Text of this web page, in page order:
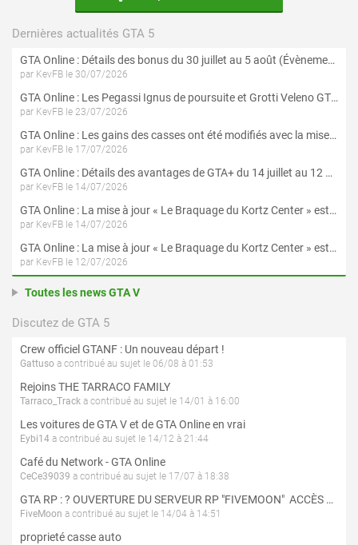
Dernières actualités GTA 5
GTA Online : Détails des bonus du 30 juillet au 5 août (Évènement « Braquages d'été »)
par KevFB le 30/07/2026
GTA Online : Les Pegassi Ignus de poursuite et Grotti Veleno GT sont maintenant disponibles
par KevFB le 23/07/2026
GTA Online : Les gains des casses ont été modifiés avec la mise à jour « Le Braquage du Kortz Center »
par KevFB le 17/07/2026
GTA Online : Détails des avantages de GTA+ du 14 juillet au 12 août
par KevFB le 14/07/2026
GTA Online : La mise à jour « Le Braquage du Kortz Center » est maintenant disponible
par KevFB le 14/07/2026
GTA Online : La mise à jour « Le Braquage du Kortz Center » est disponible en préchargement sur PS5 et Xbox Series X|S
par KevFB le 12/07/2026
Toutes les news GTA V
Discutez de GTA 5
Crew officiel GTANF : Un nouveau départ !
Gattuso a contribué au sujet le 06/08 à 01:53
Rejoins THE TARRACO FAMILY
Tarraco_Track a contribué au sujet le 14/01 à 16:00
Les voitures de GTA V et de GTA Online en vrai
Eybi14 a contribué au sujet le 14/12 à 21:44
Café du Network - GTA Online
CeCe39039 a contribué au sujet le 17/07 à 18:38
GTA RP : ? OUVERTURE DU SERVEUR RP "FIVEMOON"  ACCÈS LIBRE ?
FiveMoon a contribué au sujet le 14/04 à 14:51
proprieté casse auto